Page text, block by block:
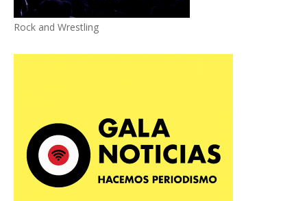
Rock and Wrestling